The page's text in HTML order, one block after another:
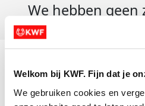
Welkom bij KWF. Fijn dat je
We gebruiken cookies en
We hebben geen
Actiematerialen
Evenementen